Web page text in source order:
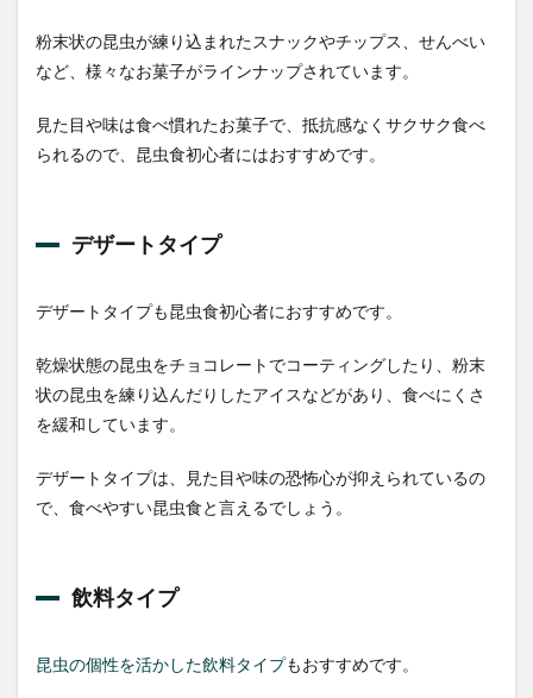
ニー
ク
社
ブー
ム
MIXED
3.6
オロ
ギア
JRユ
ニー
クフ
ンチ
ュラ
JRユ
粉末状の昆虫が練り込まれたスナックやチップス、せんべい
など、様々なお菓子がラインナップされています。
見た目や味は食べ慣れたお菓子で、抵抗感なくサクサク食べ
られるので、昆虫食初心者にはおすすめです。
デザートタイプ
デザートタイプも昆虫食初心者におすすめです。
乾燥状態の昆虫をチョコレートでコーティングしたり、粉末
状の昆虫を練り込んだりしたアイスなどがあり、食べにくさ
を緩和しています。
デザートタイプは、見た目や味の恐怖心が抑えられているの
で、食べやすい昆虫食と言えるでしょう。
飲料タイプ
昆虫の個性を活かした飲料タイプもおすすめです。